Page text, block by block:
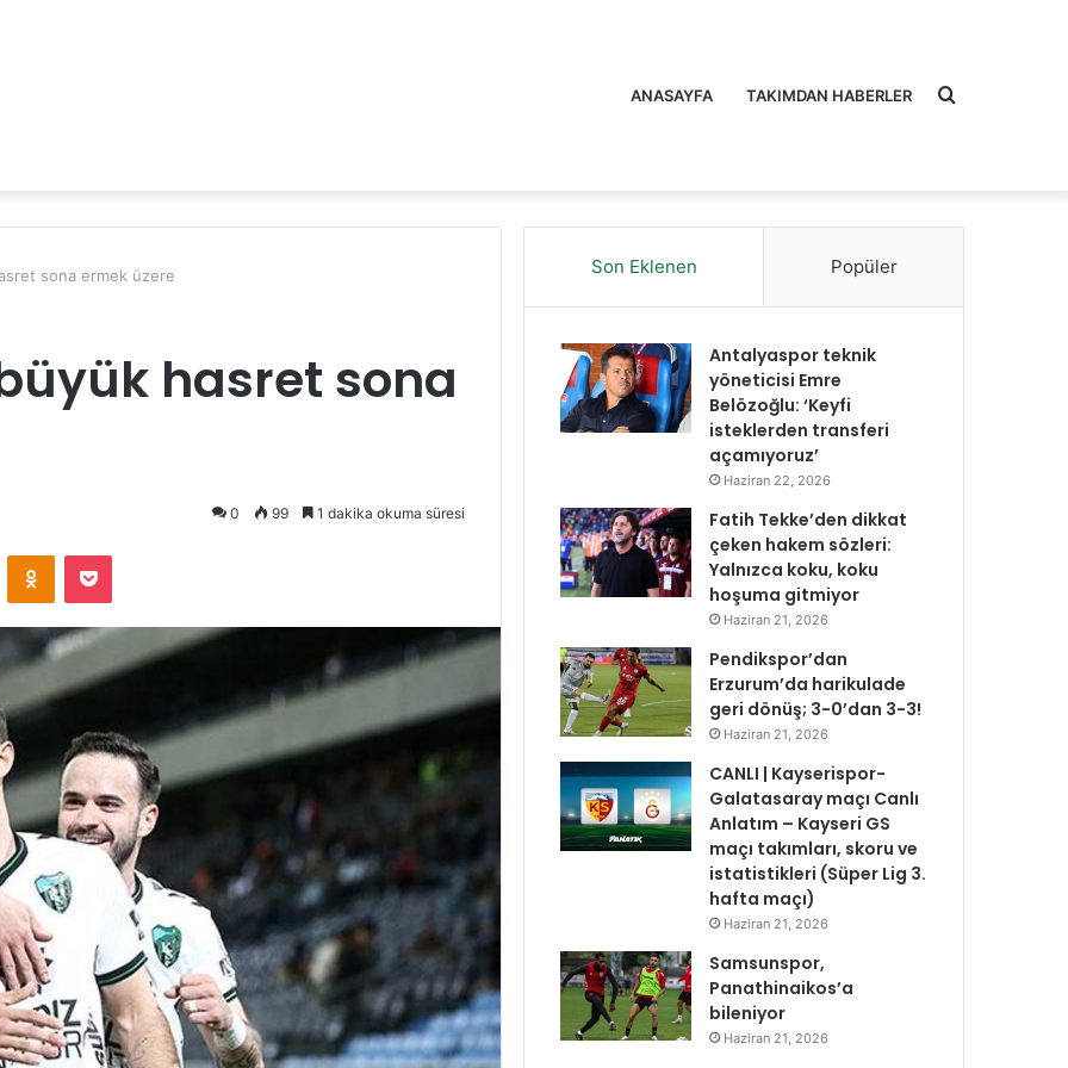
ANASAYFA TAKIMDAN HABERLER Arama
sona ermek üzere
hasret sona
0 99 1 dakika okuma süresi
Odnoklassniki
Pocket
Son Eklenen Popüler
Antalyaspor teknik
yöneticisi Emre
Belözoğlu: ‘Keyfi
isteklerden transferi
açamıyoruz’
Haziran 22, 2026
Fatih Tekke’den dikkat
çeken hakem sözleri:
Yalnızca koku, koku
hoşuma gitmiyor
Haziran 21, 2026
Pendikspor’dan
Erzurum’da harikulade
geri dönüş; 3-0’dan 3-3!
Haziran 21, 2026
CANLI | Kayserispor-
Galatasaray maçı Canlı
Anlatım – Kayseri GS
maçı takımları, skoru ve
istatistikleri (Süper Lig 3.
hafta maçı)
Haziran 21, 2026
Samsunspor,
Panathinaikos’a
bileniyor
Haziran 21, 2026